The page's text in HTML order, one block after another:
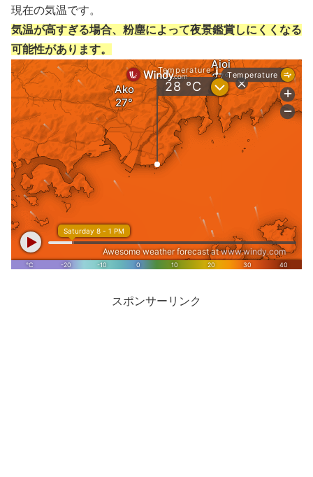
現在の気温です。
気温が高すぎる場合、粉塵によって夜景鑑賞しにくくなる
可能性があります。
スポンサーリンク